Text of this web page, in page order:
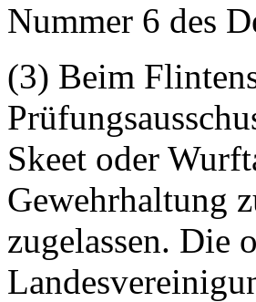
Nummer 6 des
(3) Beim
Skeet oder
Gewehrhaltung
zugelassen. Die